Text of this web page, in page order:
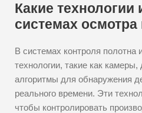
Какие технологии
системах осмотра
В системах контроля полотна
технологии, такие как
алгоритмы для обнаружения
реального времени. Эти
чтобы контролировать